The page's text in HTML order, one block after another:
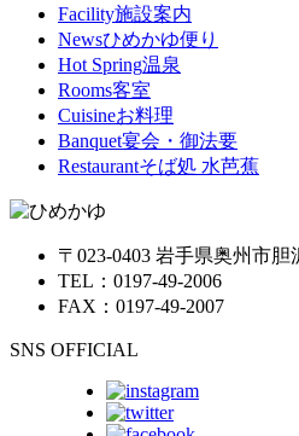
Facility施設案内
Newsひめかゆ便り
Hot Spring温泉
Rooms客室
Cuisineお料理
Banquet宴会・御法要
Restaurantそば処 水芭蕉
〒023-0403 岩手県奥州市胆
TEL：0197-49-2006
FAX：0197-49-2007
SNS OFFICIAL